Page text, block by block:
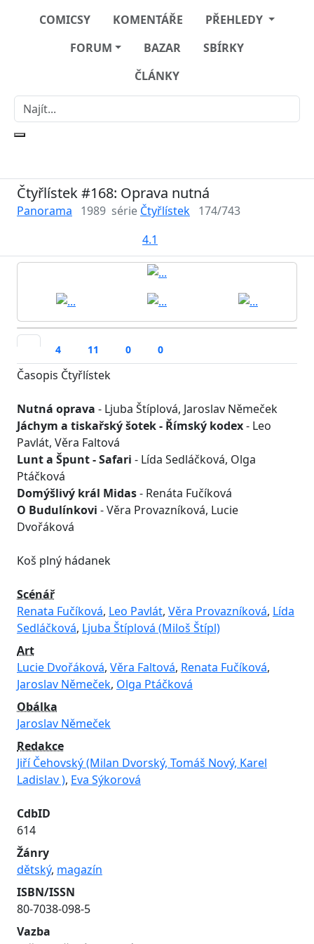
COMICSY KOMENTÁŘE
PŘEHLEDY
FORUM
BAZAR
SBÍRKY
ČLÁNKY
Čtyřlístek #168: Oprava nutná
Panorama 1989 série Čtyřlístek 174/743
4.1
4 11 0 0
Časopis Čtyřlístek
Nutná oprava - Ljuba Štíplová, Jaroslav Němeček
Jáchym a tiskařský šotek - Římský kodex- Leo
Pavlát, Věra Faltová
Lunt a Špunt - Safari - Lída Sedláčková, Olga
Ptáčková
Domýšlivý král Midas- Renáta Fučíková
O Budulínkovi - Věra Provazníková, Lucie
Dvořáková
Koš plný hádanek
Scénář
Renata Fučíková, Leo Pavlát, Věra Provazníková, Lída
Sedláčková, Ljuba Štíplová (Miloš Štípl)
Art
Lucie Dvořáková, Věra Faltová, Renata Fučíková,
Jaroslav Němeček, Olga Ptáčková
Obálka
Jaroslav Němeček
Redakce
Jiří Čehovský (Milan Dvorský, Tomáš Nový, Karel
Ladislav ), Eva Sýkorová
CdbID
614
Žánry
dětský, magazín
ISBN/ISSN
80-7038-098-5
Vazba